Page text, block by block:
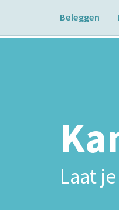
Beleggen
Laat